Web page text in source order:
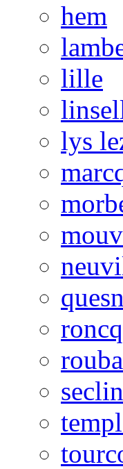
hem
lille
lys
roncq
seclin